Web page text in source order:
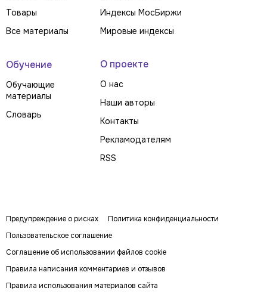
Товары
Все материалы
Индексы МосБиржи
Мировые индексы
Обучение
Обучающие
материалы
Словарь
О проекте
О нас
Наши авторы
Контакты
Рекламодателям
RSS
Предупреждение о рисках
Политика конфиденциальности
Пользовательское соглашение
Соглашение об использовании файлов cookie
Правила написания комментариев и отзывов
Правила использования материалов сайта